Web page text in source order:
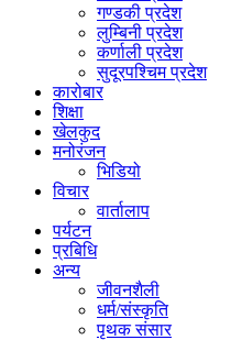
गण्डकी प्रदेश
लुम्बिनी प्रदेश
कर्णाली प्रदेश
सुदूरपश्चिम प्रदेश
कारोबार
शिक्षा
खेलकुद
मनोरंजन
भिडियो
विचार
वार्तालाप
पर्यटन
प्रबिधि
अन्य
जीवनशैली
धर्म/संस्कृति
पृथक संसार